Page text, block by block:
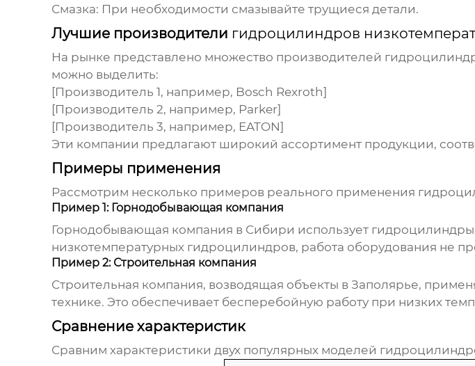
Смазка: При необходимости смазывайте трущиеся детали.
Лучшие производители гидроцилиндров
На рынке представлено множество производителей
можно выделить:
[Производитель 1, например, Bosch Rexroth]
[Производитель 2, например, Parker]
[Производитель 3, например, EATON]
Эти компании предлагают широкий ассортимент продукции,
Примеры применения
Рассмотрим несколько примеров реального применения
Пример 1: Горнодобывающая компания
Горнодобывающая компания в Сибири использует гидроцилиндры
низкотемпературных гидроцилиндров, работа оборудования не
Пример 2: Строительная компания
Строительная компания, возводящая объекты в Заполярье,
технике. Это обеспечивает бесперебойную работу при низких
Сравнение характеристик
Сравним характеристики двух популярных моделей